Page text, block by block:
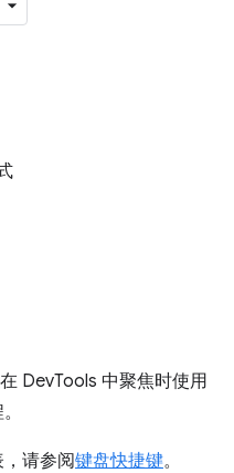
DevTools 中聚焦时使用
请参阅键盘快捷键。